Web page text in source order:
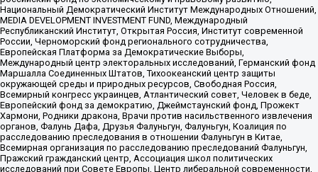
Национальный Демократический Институт Международных Отношений,
MEDIA DEVELOPMENT INVESTMENT FUND, Международный
Республиканский Институт, Открытая Россия, Институт современной
России, Черноморский фонд регионального сотрудничества,
Европейская Платформа за Демократические Выборы,
Международный центр электоральных исследований, Германский фонд
Маршалла Соединенных Штатов, Тихоокеанский центр защиты
окружающей среды и природных ресурсов, Свободная Россия,
Всемирный конгресс украинцев, Атлантический совет, Человек в беде,
Европейский фонд за демократию, Джеймстаунский фонд, Прожект
Хармони, Родники дракона, Врачи против насильственного извлечения
органов, Фалунь Дафа, Друзья Фалуньгун, Фалуньгун, Коалиция по
расследованию преследования в отношении Фалуньгун в Китае,
Всемирная организация по расследованию преследований Фалуньгун,
Пражский гражданский центр, Ассоциация школ политических
исследований при Совете Европы, Центр либеральной современности,